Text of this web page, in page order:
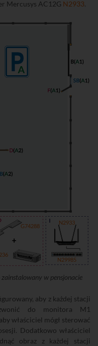
Mercusys AC12G N2933.
N29985
N2933
G74288
w pensjonacie
aby z każdej stacji
do monitora M1
właściciel mógł sterować
Dodatkowo właściciel
obraz z każdej stacji